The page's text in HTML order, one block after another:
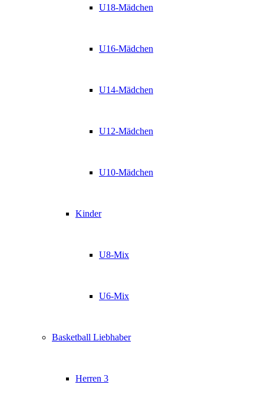
U18-Mädchen
U16-Mädchen
U14-Mädchen
U12-Mädchen
U10-Mädchen
Kinder
U8-Mix
U6-Mix
Basketball Liebhaber
Herren 3